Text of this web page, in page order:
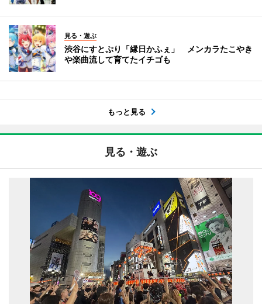
見る・遊ぶ
渋谷にすとぷり「縁日かふぇ」 メンカラたこやき
や楽曲流して育てたイチゴも
もっと見る
見る・遊ぶ